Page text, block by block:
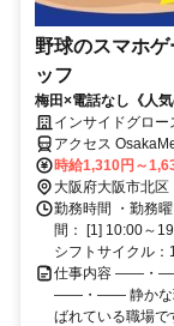
野球のスマホ
ッフ
梅田×電話なし《人
ポート》静かな環境
理なく続く！
インサイドグロー
アクセス
陽電鉄本線 大阪
環状線 大阪桜橋口
時給1,310円～
大阪府大阪市北区
勤務時間 ・勤務
間： [1] 10:00～
シフトサイクル：
仕事内容 ――
――・―― 静かな環
ばれている職場で